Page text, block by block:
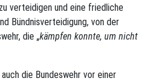
verteidigen und eine friedliche
Bündnisverteidigung, von der
die „kämpfen konnte, um nicht
die Bundeswehr vor einer